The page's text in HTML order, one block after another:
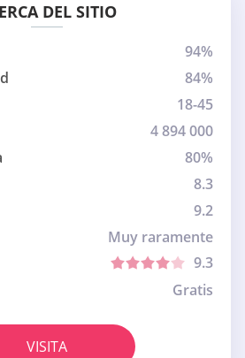
DEL SITIO
94%
84%
18-45
4 894 000
80%
8.3
9.2
Muy raramente
9.3
Gratis
VISITA